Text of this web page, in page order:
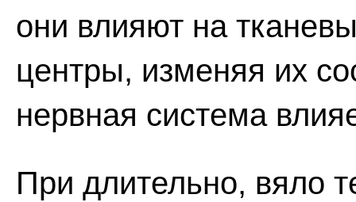
они влияют на
центры, изменяя их
нервная система
При длительно, вяло